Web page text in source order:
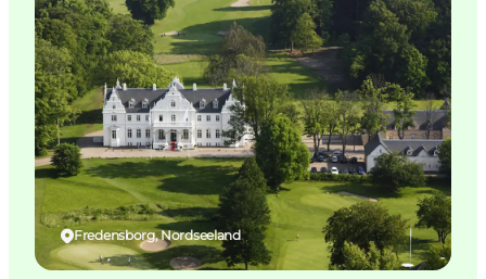
Fredensborg, Nordseeland